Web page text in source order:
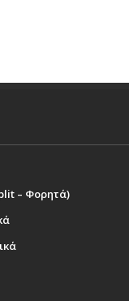
– Φορητά)